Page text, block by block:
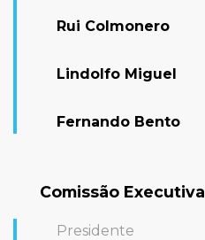
Rui Colmonero
Lindolfo Miguel
Fernando Bento
Comissão Executiva
Presidente